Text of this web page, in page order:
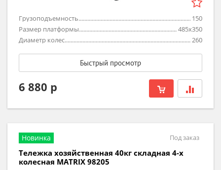
Грузоподъемность
150
Размер платформы
485х350
Диаметр колес
260
Быстрый просмотр
6 880 р
Новинка Под заказ
Тележка хозяйственная 40кг складная 4-х
колесная MATRIX 98205